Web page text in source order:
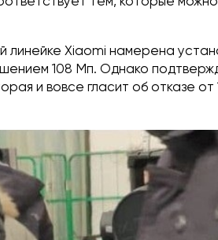
линейке Xiaomi намерена
108 Мп. Однако
и вовсе гласит об отказе от